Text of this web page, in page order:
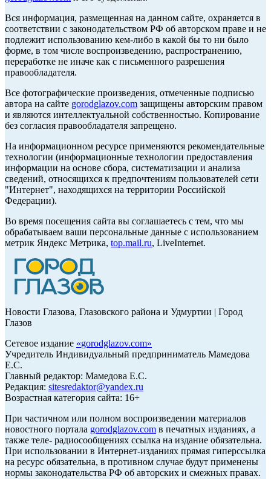
Вся информация, размещенная на данном сайте, охраняется в
соответствии с законодательством РФ об авторском праве и не
подлежит использованию кем-либо в какой бы то ни было
форме, в том числе воспроизведению, распространению,
переработке не иначе как с письменного разрешения
правообладателя.
Все фотографические произведения, отмеченные подписью
автора на сайте gorodglazov.com защищены авторским правом
и являются интеллектуальной собственностью. Копирование
без согласия правообладателя запрещено.
На информационном ресурсе применяются рекомендательные
технологии (информационные технологии предоставления
информации на основе сбора, систематизации и анализа
сведений, относящихся к предпочтениям пользователей сети
"Интернет", находящихся на территории Российской
Федерации).
Во время посещения сайта вы соглашаетесь с тем, что мы
обрабатываем ваши персональные данные с использованием
метрик Яндекс Метрика, top.mail.ru, LiveInternet.
Новости Глазова, Глазовского района и Удмуртии | Город
Глазов
Сетевое издание «gorodglazov.com»
Учредитель Индивидуальный предприниматель Мамедова
Е.С.
Главный редактор: Мамедова Е.С.
Редакция: sitesredaktor@yandex.ru
Возрастная категория сайта: 16+
При частичном или полном воспроизведении материалов
новостного портала gorodglazov.com в печатных изданиях, а
также теле- радиосообщениях ссылка на издание обязательна.
При использовании в Интернет-изданиях прямая гиперссылка
на ресурс обязательна, в противном случае будут применены
нормы законодательства РФ об авторских и смежных правах.